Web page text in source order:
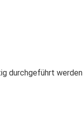
durchgeführt werden